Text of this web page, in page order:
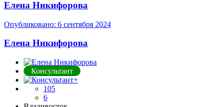
Елена Никифорова
Опубликовано: 6 сентября 2024
Елена Никифорова
Консультант
105
6